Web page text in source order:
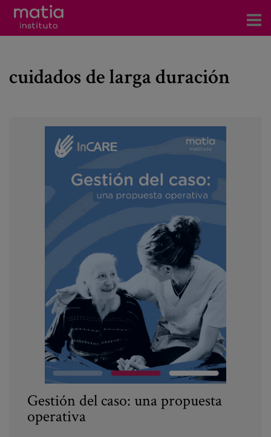
Investigación
Trabaja con nosotros
Canal de denuncias
cuidados de larga duración
Gestión del caso: una propuesta
operativa